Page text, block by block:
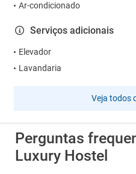
Ar-condicionado
Serviços adicionais
Elevador
Lavandaria
Veja todos
Perguntas
Luxury Hostel